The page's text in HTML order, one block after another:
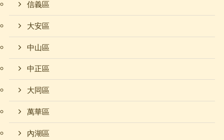
信義區
大安區
中山區
中正區
大同區
萬華區
內湖區